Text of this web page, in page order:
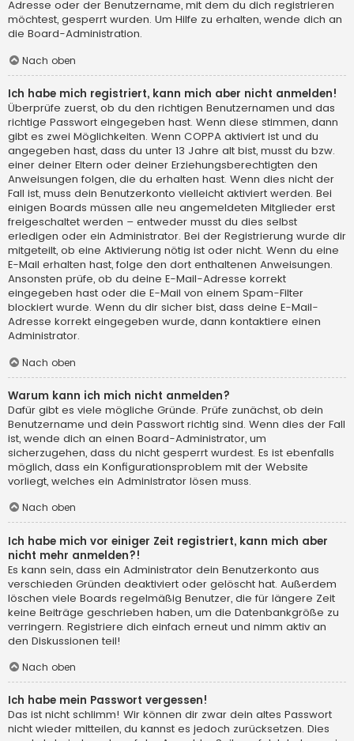
Adresse oder der Benutzername, mit dem du dich registrieren
möchtest, gesperrt wurden. Um Hilfe zu erhalten, wende dich an
die Board-Administration.
Nach oben
Ich habe mich registriert, kann mich aber nicht anmelden!
Überprüfe zuerst, ob du den richtigen Benutzernamen und das
richtige Passwort eingegeben hast. Wenn diese stimmen, dann
gibt es zwei Möglichkeiten. Wenn COPPA aktiviert ist und du
angegeben hast, dass du unter 13 Jahre alt bist, musst du bzw.
einer deiner Eltern oder deiner Erziehungsberechtigten den
Anweisungen folgen, die du erhalten hast. Wenn dies nicht der
Fall ist, muss dein Benutzerkonto vielleicht aktiviert werden. Bei
einigen Boards müssen alle neu angemeldeten Mitglieder erst
freigeschaltet werden – entweder musst du dies selbst
erledigen oder ein Administrator. Bei der Registrierung wurde dir
mitgeteilt, ob eine Aktivierung nötig ist oder nicht. Wenn du eine
E-Mail erhalten hast, folge den dort enthaltenen Anweisungen.
Ansonsten prüfe, ob du deine E-Mail-Adresse korrekt
eingegeben hast oder die E-Mail von einem Spam-Filter
blockiert wurde. Wenn du dir sicher bist, dass deine E-Mail-
Adresse korrekt eingegeben wurde, dann kontaktiere einen
Administrator.
Nach oben
Warum kann ich mich nicht anmelden?
Dafür gibt es viele mögliche Gründe. Prüfe zunächst, ob dein
Benutzername und dein Passwort richtig sind. Wenn dies der Fall
ist, wende dich an einen Board-Administrator, um
sicherzugehen, dass du nicht gesperrt wurdest. Es ist ebenfalls
möglich, dass ein Konfigurationsproblem mit der Website
vorliegt, welches ein Administrator lösen muss.
Nach oben
Ich habe mich vor einiger Zeit registriert, kann mich aber
nicht mehr anmelden?!
Es kann sein, dass ein Administrator dein Benutzerkonto aus
verschieden Gründen deaktiviert oder gelöscht hat. Außerdem
löschen viele Boards regelmäßig Benutzer, die für längere Zeit
keine Beiträge geschrieben haben, um die Datenbankgröße zu
verringern. Registriere dich einfach erneut und nimm aktiv an
den Diskussionen teil!
Nach oben
Ich habe mein Passwort vergessen!
Das ist nicht schlimm! Wir können dir zwar dein altes Passwort
nicht wieder mitteilen, du kannst es jedoch zurücksetzen. Dies